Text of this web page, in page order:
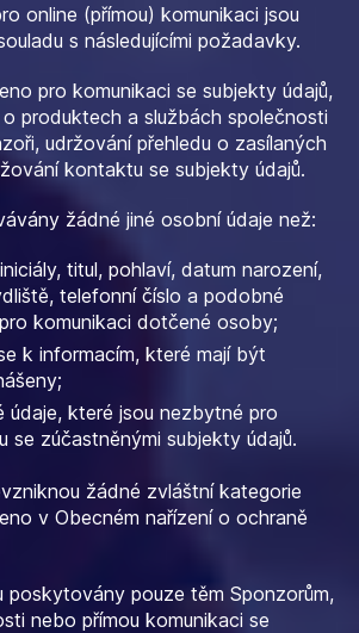
online (přímou) komunikaci jsou
s následujícími požadavky.
pro komunikaci se subjekty údajů,
produktech a službách společnosti
udržování přehledu o zasílaných
kontaktu se subjekty údajů.
žádné jiné osobní údaje než:
titul, pohlaví, datum narození,
telefonní číslo a podobné
komunikaci dotčené osoby;
k informacím, které mají být
údaje, které jsou nezbytné pro
se zúčastněnými subjekty údajů.
žádné zvláštní kategorie
v Obecném nařízení o ochraně
poskytovány pouze těm Sponzorům,
nebo přímou komunikaci se